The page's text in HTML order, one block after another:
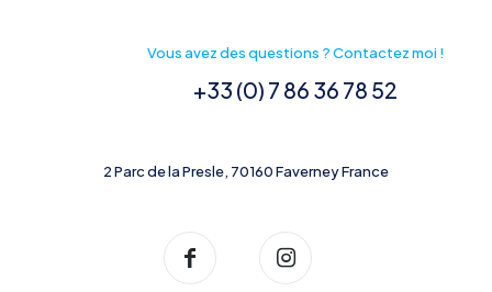
Vous avez des questions ? Contactez moi !
+33 (0) 7 86 36 78 52
2 Parc de la Presle, 70160 Faverney France